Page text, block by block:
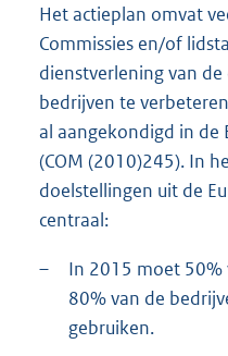
Het actieplan omvat
Commissies en/of
dienstverlening van
bedrijven te
al aangekondigd in de
(COM (2010)245). In
doelstellingen uit de
centraal:
–
In 2015 moet 50%
80% van de
gebruiken.